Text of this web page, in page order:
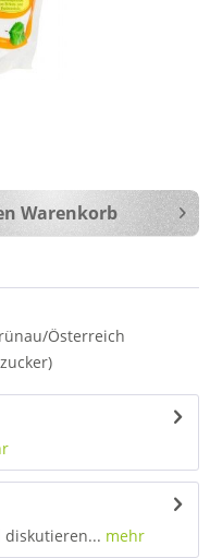
Warenkorb
Österreich
diskutieren... mehr